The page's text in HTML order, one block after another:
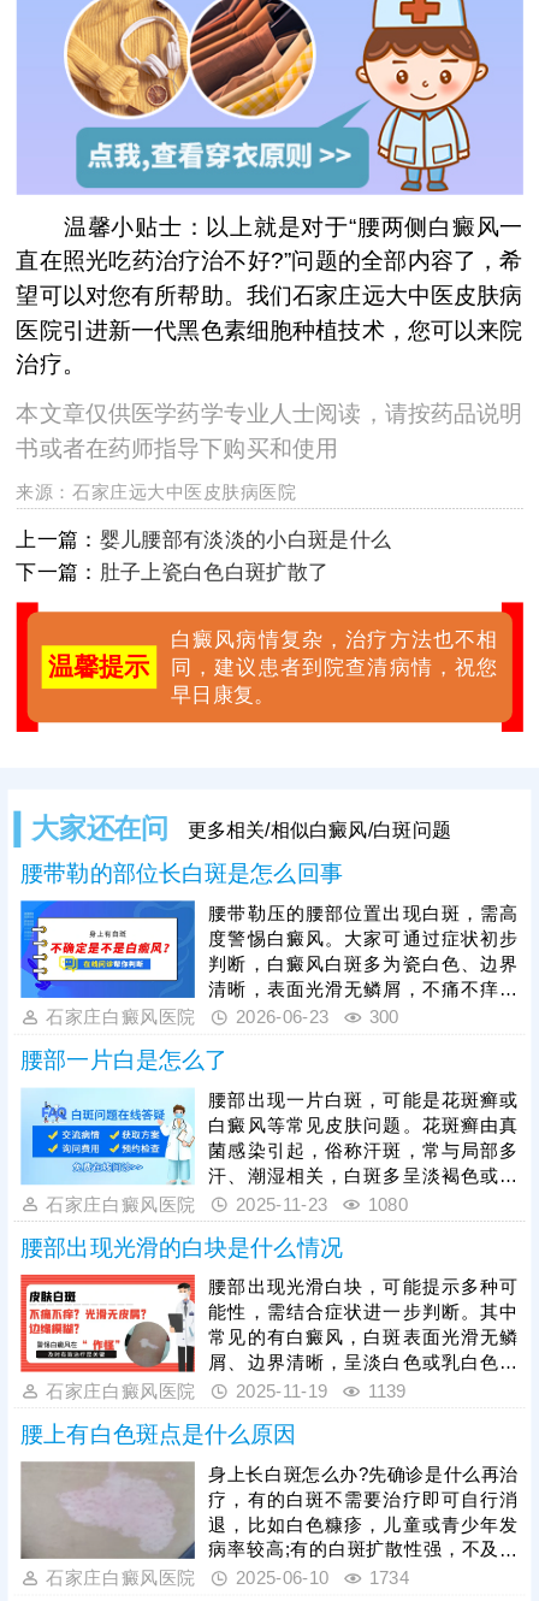
温馨小贴士：以上就是对于“腰两侧白癜风一
直在照光吃药治疗治不好?”问题的全部内容了，希
望可以对您有所帮助。我们石家庄远大中医皮肤病
医院引进新一代黑色素细胞种植技术，您可以来院
治疗。
本文章仅供医学药学专业人士阅读，请按药品说明
书或者在药师指导下购买和使用
来源：石家庄远大中医皮肤病医院
上一篇： 婴儿腰部有淡淡的小白斑是什么
下一篇： 肚子上瓷白色白斑扩散了
温馨提示
白癜风病情复杂，治疗方法也不相
同，建议患者到院查清病情，祝您
早日康复。
大家还在问 更多相关/相似白癜风/白斑问题
腰带勒的部位长白斑是怎么回事
腰带勒压的腰部位置出现白斑，需高
度警惕白癜风。大家可通过症状初步
判断，白癜风白斑多为瓷白色、边界
清晰，表面光滑无鳞屑，不痛不痒且
会扩散，发现白斑后不可盲目判断，
断，避免误诊漏诊。白癜风扩散性极
强，一旦确诊需立刻治疗、切勿拖
延，依托科学手段，根据白斑病程、
面积针对性施治。同时做好日常护
理，更换宽松舒适的衣物腰带，减少
腰部摩擦压迫，做好皮肤保湿防护，
规避白斑加重、扩散或复发。
石家庄白癜风医院 2026-06-23 300
腰部一片白是怎么了
腰部出现一片白斑，可能是花斑癣或
白癜风等常见皮肤问题。花斑癣由真
菌感染引起，俗称汗斑，常与局部多
汗、潮湿相关，白斑多呈淡褐色或淡
白色，可能伴随轻微脱屑。而白癜风
的诱因较为多样，与免疫功能紊乱、
遗传因素、局部外伤、化学物质刺激
等均可能相关，其白斑多为乳白色、
边界清晰，表面光滑无鳞屑，且可能
逐渐扩大。仅凭外观难以区分，盲目
处理易导致误诊误治，建议及时就
医，做伍德灯、三维皮肤ct检查，确
诊白斑病再针对性开展治疗。
石家庄白癜风医院 2025-11-23 1080
腰部出现光滑的白块是什么情况
腰部出现光滑白块，可能提示多种可
能性，需结合症状进一步判断。其中
常见的有白癜风，白斑表面光滑无鳞
屑、边界清晰，呈淡白色或乳白色，
可能逐渐扩大，无明显痛痒，与黑色
色糠疹，这类白斑常伴随轻微脱屑，
多见于儿童青少年;花斑癣有细小鳞
屑，多与出汗多、真菌感染有关。若
白块持续存在或扩大，不可一味拖
延，讳疾忌医，还应尽早就医，做全
面检查确诊，得出诊断结论，方便日
后进行规范治疗。
石家庄白癜风医院 2025-11-19 1139
腰上有白色斑点是什么原因
身上长白斑怎么办?先确诊是什么再治
疗，有的白斑不需要治疗即可自行消
退，比如白色糠疹，儿童或青少年发
病率较高;有的白斑扩散性强，不及时
治疗，白斑随时会增多变大，比如白
石家庄白癜风医院 2025-06-10 1734